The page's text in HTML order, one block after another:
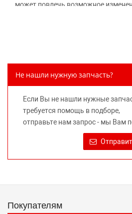
может повлечь возможное
не вводит потребителя в
автомобилей и их производителей,
правообладателей указанных
Требование предоставлять
достоверную информацию о
продаже, обеспечивающую
выбора возложено на продавца
Не нашли нужную запчасть?
Если Вы не нашли нужные
требуется помощь в подборе,
отправьте нам запрос - мы Вам
Покупателям